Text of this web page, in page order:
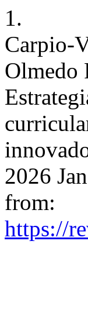
1.
Carpio-
Olmedo
2026
from:
https://